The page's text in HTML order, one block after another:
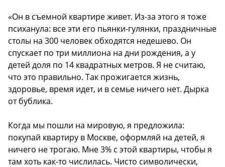
«Он в съемной квартире живет. Из-за этого я тоже
психанула: все эти его пьянки-гулянки, праздничные
столы на 300 человек обходятся недешево. Он
спускает по три миллиона на дни рождения, а у
детей доля по 14 квадратных метров. Я не считаю,
что это правильно. Так прожигается жизнь,
здоровье, время идет, и в семье ничего нет. Дырка
от бублика.
Когда мы пошли на мировую, я предложила:
покупай квартиру в Москве, оформляй на детей, я
ничего не трогаю. Мне 3% с этой квартиры, чтобы я
там хоть как-то числилась. Чисто символически,